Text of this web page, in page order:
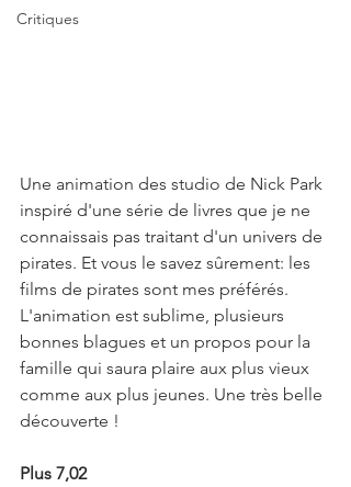
Critiques
Une animation des studio de Nick Park
inspiré d'une série de livres que je ne
connaissais pas traitant d'un univers de
pirates. Et vous le savez sûrement: les
films de pirates sont mes préférés.
L'animation est sublime, plusieurs
bonnes blagues et un propos pour la
famille qui saura plaire aux plus vieux
comme aux plus jeunes. Une très belle
découverte !
Plus 7,02